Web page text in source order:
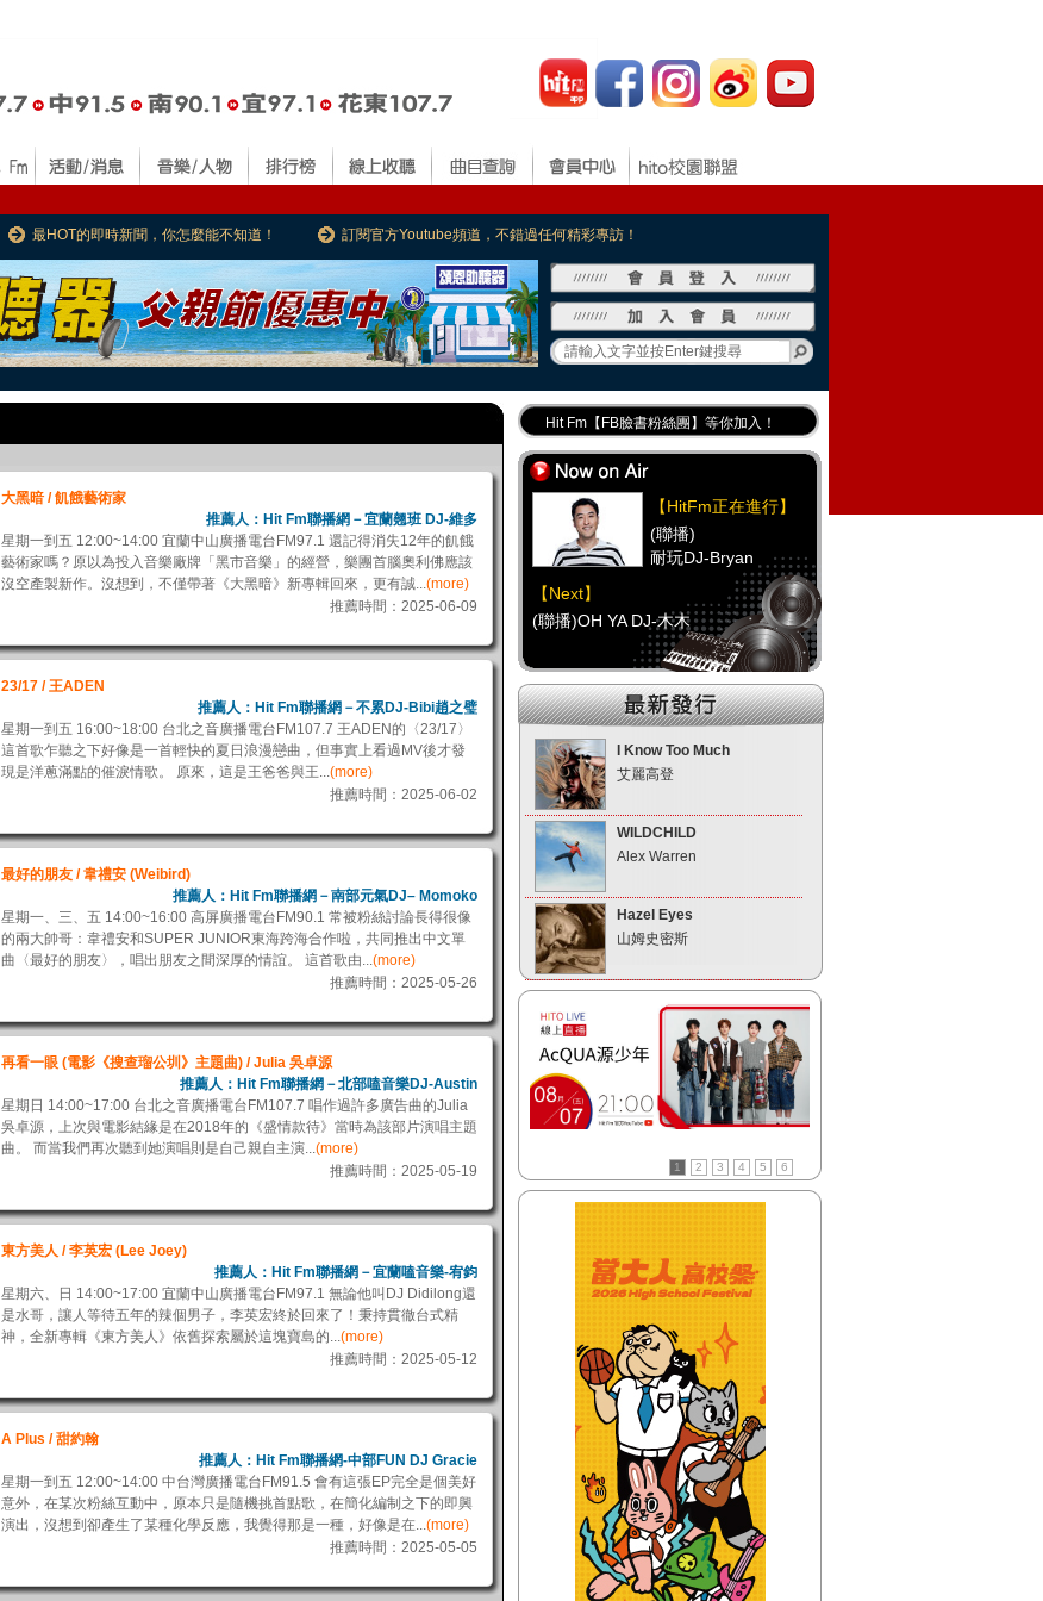
最HOT的即時新聞，你怎麼能不知道！ 訂閱官方Youtube頻道，不錯過任何精彩專訪！
大黑暗 / 飢餓藝術家
推薦人：Hit Fm聯播網－宜蘭翹班 DJ-維多
星期一到五 12:00~14:00 宜蘭中山廣播電台FM97.1 還記得消失12年的飢餓
藝術家嗎？原以為投入音樂廠牌「黑市音樂」的經營，樂團首腦奧利佛應該
沒空產製新作。沒想到，不僅帶著《大黑暗》新專輯回來，更有誠...(more)
推薦時間：2025-06-09
23/17 / 王ADEN
推薦人：Hit Fm聯播網－不累DJ-Bibi趙之璧
星期一到五 16:00~18:00 台北之音廣播電台FM107.7 王ADEN的〈23/17〉
這首歌乍聽之下好像是一首輕快的夏日浪漫戀曲，但事實上看過MV後才發
現是洋蔥滿點的催淚情歌。 原來，這是王爸爸與王...(more)
推薦時間：2025-06-02
最好的朋友 / 韋禮安 (Weibird)
推薦人：Hit Fm聯播網－南部元氣DJ– Momoko
星期一、三、五 14:00~16:00 高屏廣播電台FM90.1 常被粉絲討論長得很像
的兩大帥哥：韋禮安和SUPER JUNIOR東海跨海合作啦，共同推出中文單
曲〈最好的朋友〉，唱出朋友之間深厚的情誼。 這首歌由...(more)
推薦時間：2025-05-26
再看一眼 (電影《搜查瑠公圳》主題曲) / Julia 吳卓源
推薦人：Hit Fm聯播網－北部嗑音樂DJ-Austin
星期日 14:00~17:00 台北之音廣播電台FM107.7 唱作過許多廣告曲的Julia
吳卓源，上次與電影結緣是在2018年的《盛情款待》當時為該部片演唱主題
曲。 而當我們再次聽到她演唱則是自己親自主演...(more)
推薦時間：2025-05-19
東方美人 / 李英宏 (Lee Joey)
推薦人：Hit Fm聯播網－宜蘭嗑音樂-宥鈞
星期六、日 14:00~17:00 宜蘭中山廣播電台FM97.1 無論他叫DJ Didilong還
是水哥，讓人等待五年的辣個男子，李英宏終於回來了！秉持貫徹台式精
神，全新專輯《東方美人》依舊探索屬於這塊寶島的...(more)
推薦時間：2025-05-12
A Plus / 甜約翰
推薦人：Hit Fm聯播網-中部FUN DJ Gracie
星期一到五 12:00~14:00 中台灣廣播電台FM91.5 會有這張EP完全是個美好
意外，在某次粉絲互動中，原本只是隨機挑首點歌，在簡化編制之下的即興
演出，沒想到卻產生了某種化學反應，我覺得那是一種，好像是在...(more)
推薦時間：2025-05-05
Hit Fm【FB臉書粉絲團】等你加入！
最專業《DJ推薦》好音樂千萬別錯過！
好康報報 最新優惠訊息都在這！
Hit Fm的【IG】新鮮又好玩快加入！
【HitFm正在進行】
(聯播)
耐玩DJ-Bryan
【Next】
(聯播)OH YA DJ-木木
【HitFm正在進行】
(聯播)
耐玩DJ-Bryan
【Next】
(聯播)OH YA DJ-木木
(聯播)
耐玩DJ-Bryan
【Next】
(聯播)OH YA DJ-木木
【HitFm正在進行】
(聯播)
耐玩DJ-Bryan
(聯播)OH YA DJ-木木
【HitFm正在進行】
(聯播)
耐玩DJ-Bryan
【Next】
(聯播)OH YA DJ-木木
I Know Too Much
艾麗高登
WILDCHILD
Alex Warren
Hazel Eyes
山姆史密斯
1 2 3 4 5 6